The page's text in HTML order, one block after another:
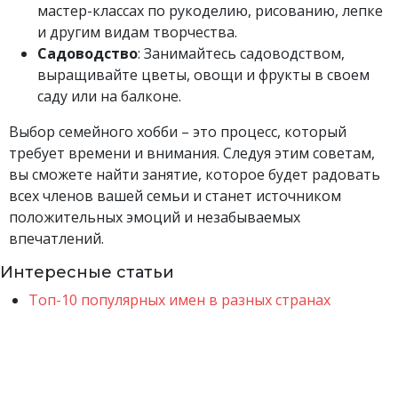
мастер-классах по рукоделию, рисованию, лепке
и другим видам творчества.
Садоводство: Занимайтесь садоводством,
выращивайте цветы, овощи и фрукты в своем
саду или на балконе.
Выбор семейного хобби – это процесс, который
требует времени и внимания. Следуя этим советам,
вы сможете найти занятие, которое будет радовать
всех членов вашей семьи и станет источником
положительных эмоций и незабываемых
впечатлений.
Интересные статьи
Топ-10 популярных имен в разных странах